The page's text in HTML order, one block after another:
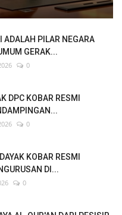
ADALAH PILAR NEGARA
GERAK...
0
DPC KOBAR RESMI
0
KOBAR RESMI
DI...
0